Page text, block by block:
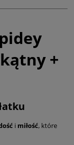
+
i miłość, które